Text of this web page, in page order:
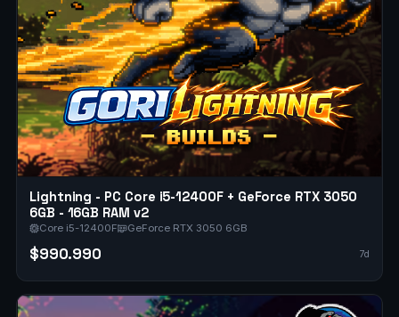
Lightning - PC Core i5-12400F + GeForce RTX 3050
6GB - 16GB RAM v2
Core i5-12400F GeForce RTX 3050 6GB
$990.990 7d